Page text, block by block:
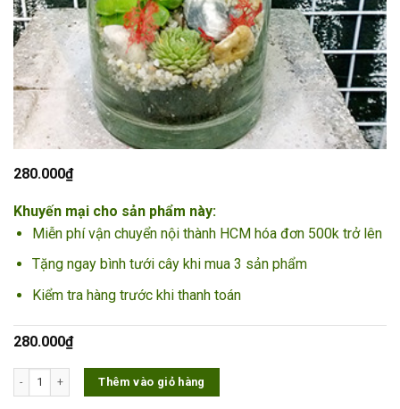
280.000₫
Khuyến mại cho sản phẩm này:
Miễn phí vận chuyển nội thành HCM hóa đơn 500k trở lên
Tặng ngay bình tưới cây khi mua 3 sản phẩm
Kiểm tra hàng trước khi thanh toán
280.000₫
TERRARIUM SEN ĐÁ T002 số lượng
Thêm vào giỏ hàng